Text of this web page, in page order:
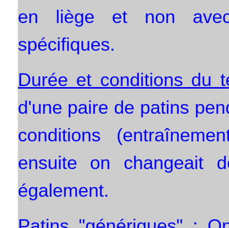
en liège et non
spécifiques.
Durée et conditions du
d'une paire de patins
conditions
ensuite on changeait
également.